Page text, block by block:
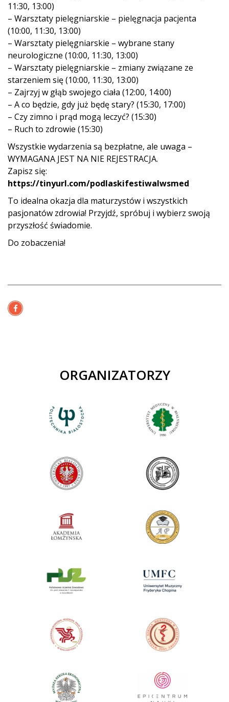
11:30, 13:00)
– Warsztaty pielęgniarskie – pielęgnacja pacjenta
(10:00, 11:30, 13:00)
– Warsztaty pielęgniarskie – wybrane stany
neurologiczne (10:00, 11:30, 13:00)
– Warsztaty pielęgniarskie – zmiany związane ze
starzeniem się (10:00, 11:30, 13:00)
– Zajrzyj w głąb swojego ciała (12:00, 14:00)
– A co będzie, gdy już będę stary? (15:30, 17:00)
– Czy zimno i prąd mogą leczyć? (15:30)
– Ruch to zdrowie (15:30)
Wszystkie wydarzenia są bezpłatne, ale uwaga –
WYMAGANA JEST NA NIE REJESTRACJA.
Zapisz się:
https://tinyurl.com/podlaskifestiwalwsmed
To idealna okazja dla maturzystów i wszystkich
pasjonatów zdrowia! Przyjdź, spróbuj i wybierz swoją
przyszłość świadomie.
Do zobaczenia!
ORGANIZATORZY